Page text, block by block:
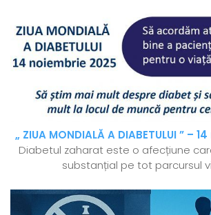
„ ZIUA MONDIALĂ A DIABETULUI ” –
Diabetul zaharat este o afecțiune
substanțial pe tot parcursul